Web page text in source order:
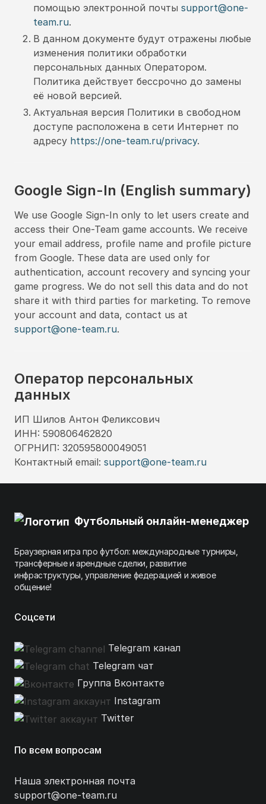
помощью электронной почты support@one-
team.ru.
В данном документе будут отражены любые
изменения политики обработки
персональных данных Оператором.
Политика действует бессрочно до замены
её новой версией.
Актуальная версия Политики в свободном
доступе расположена в сети Интернет по
адресу https://one-team.ru/privacy.
Google Sign-In (English summary)
We use Google Sign-In only to let users create and
access their One-Team game accounts. We receive
your email address, profile name and profile picture
from Google. These data are used only for
authentication, account recovery and syncing your
game progress. We do not sell this data and do not
share it with third parties for marketing. To remove
your account and data, contact us at
support@one-team.ru.
Оператор персональных
данных
ИП Шилов Антон Феликсович
ИНН: 590806462820
ОГРНИП: 320595800049051
Контактный email: support@one-team.ru
Футбольный онлайн-менеджер
Браузерная игра про футбол: международные турниры,
трансферные и арендные сделки, развитие
инфраструктуры, управление федерацией и живое
общение!
Соцсети
Telegram канал
Telegram чат
Группа Вконтакте
Instagram
Twitter
По всем вопросам
Наша электронная почта
support@one-team.ru